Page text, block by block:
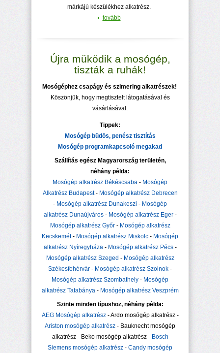
márkájú készülékhez alkatrész.
tovább
Újra müködik a mosógép,
tiszták a ruhák!
Mosógéphez csapágy és szimering alkatrészek!
Köszönjük, hogy megtisztelt látogatásával és
vásárlásával.
Tippek:
Mosógép büdös, penész tisztítás
Mosógép programkapcsoló megakad
Szállítás egész Magyarország területén,
néhány példa:
Mosógép alkatrész Békéscsaba - Mosógép
Alkatrész Budapest- Mosógép alkatrész Debrecen
- Mosógép alkatrész Dunakeszi - Mosógép
alkatrész Dunaújváros- Mosógép alkatrész Eger-
Mosógép alkatrész Győr- Mosógép alkatrész
Kecskemét- Mosógép alkatrész Miskolc - Mosógép
alkatrész Nyíregyháza- Mosógép alkatrész Pécs-
Mosógép alkatrész Szeged - Mosógép alkatrész
Székesfehérvár - Mosógép alkatrész Szolnok -
Mosógép alkatrész Szombathely - Mosógép
alkatrész Tatabánya- Mosógép alkatrész Veszprém
Szinte minden típushoz, néhány példa:
AEG Mosógép alkatrész- Ardo mosógép alkatrész -
Ariston mosógép alkatrész - Bauknecht mosógép
alkatrész - Beko mosógép alkatrész - Bosch
Siemens mosógép alkatrész - Candy mosógép